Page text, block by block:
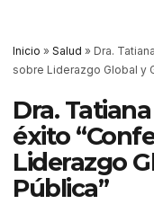
Inicio » Salud » Dra.
sobre Liderazgo Global y
Dra.
éxito
Liderazgo
Pública”